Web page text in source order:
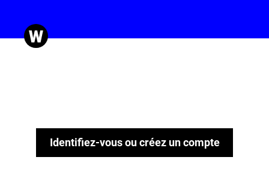
Identifiez-vous ou créez un compte